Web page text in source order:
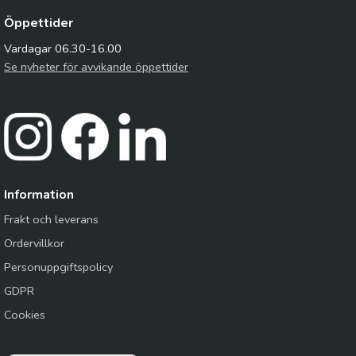
Öppettider
Vardagar 06.30-16.00
Se nyheter för avvikande öppettider
Information
Frakt och leverans
Ordervillkor
Personuppgiftspolicy
GDPR
Cookies